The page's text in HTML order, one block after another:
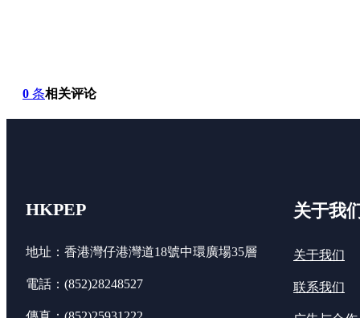
0 条相关评论
HKPEP
地址：香港灣仔港灣道18號中環廣場35層
電話：(852)28248527
关于我
关于我们
联系我们